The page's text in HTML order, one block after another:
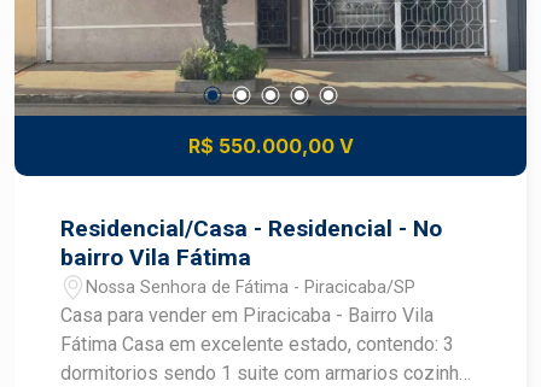
R$ 550.000,00 V
Residencial/Casa - Residencial - No
bairro Vila Fátima
Nossa Senhora de Fátima - Piracicaba/SP
Casa para vender em Piracicaba - Bairro Vila
Fátima Casa em excelente estado, contendo: 3
dormitorios sendo 1 suite com armarios cozinha